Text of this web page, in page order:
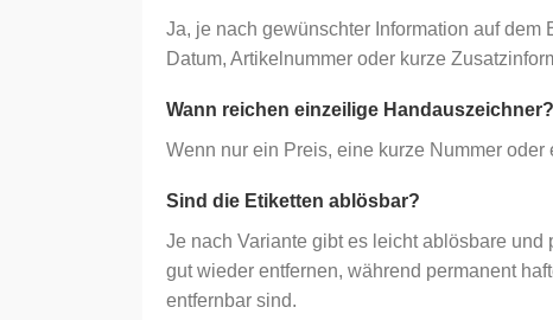
Ja, je nach gewünschter Information auf
Datum, Artikelnummer oder kurze
Wann reichen einzeilige Handauszeichner?
Wenn nur ein Preis, eine kurze Nummer
Sind die Etiketten ablösbar?
Je nach Variante gibt es leicht ablösbare
gut wieder entfernen, während permanent
entfernbar sind.